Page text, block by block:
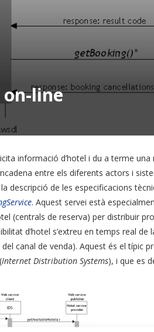
on-line
informació d’hotel i du a terme una
entre els diferents actors i
de les especificacions
. Aquest servei està
(centrals de reserva) per distribuir
d’hotel s’extreu en temps real de
canal de venda). Aquest és el típic
Internet Distribution Systems), i que es